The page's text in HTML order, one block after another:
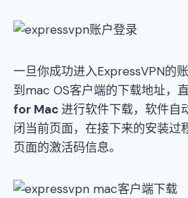
一旦你成功进入ExpressVPN的
到mac OS客户端的下载地址，
for Mac进行软件下载，软件自
闭当前页面，在接下来的安装过
页面的激活码信息。